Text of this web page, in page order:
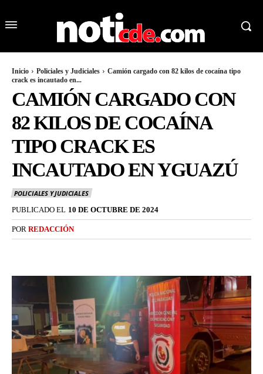
Inicio Policiales y Judiciales
Camión cargado con 82 kilos de cocaína tipo
crack es incautado en...
CAMIÓN CARGADO CON
82 KILOS DE COCAÍNA
TIPO CRACK ES
INCAUTADO EN YGUAZÚ
POLICIALES Y JUDICIALES
PUBLICADO EL 10 DE OCTUBRE DE 2024
POR REDACCIÓN